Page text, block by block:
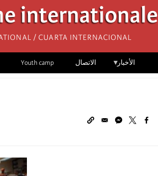
internationale
/ Cuarta Internacional
الأخبار الاتصال Youth camp